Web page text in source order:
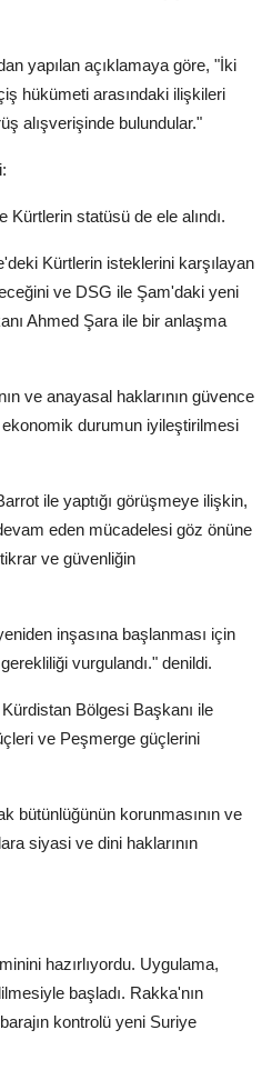
yapılan açıklamaya göre, "İki
hükümeti arasındaki ilişkileri
alışverişinde bulundular."
statüsü de ele alındı.
Kürtlerin isteklerini karşılayan
ve DSG ile Şam'daki yeni
Ahmed Şara ile bir anlaşma
ve anayasal haklarının güvence
ekonomik durumun iyileştirilmesi
ile yaptığı görüşmeye ilişkin,
eden mücadelesi göz önüne
ve güvenliğin
inşasına başlanması için
vurgulandı." denildi.
Bölgesi Başkanı ile
ve Peşmerge güçlerini
bütünlüğünün korunmasının ve
siyasi ve dini haklarının
hazırlıyordu. Uygulama,
başladı. Rakka'nın
kontrolü yeni Suriye